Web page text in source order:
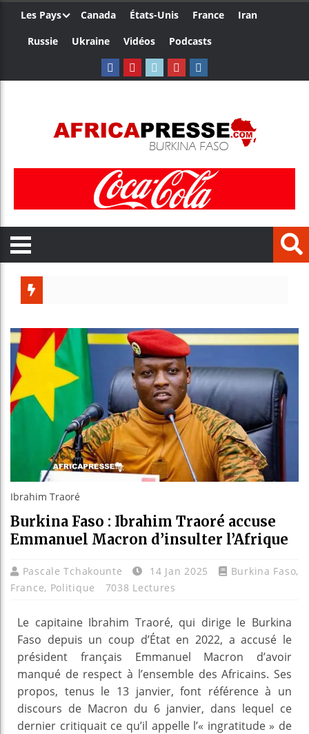
Les Pays Canada États-Unis France
Iran
Russie
Ukraine Vidéos Podcasts
Bénin :
Aliko
Ibrahim Traoré
Burkina Faso : Ibrahim Traoré accuse
Emmanuel Macron d’insulter l’Afrique
Pascale Tchakounte 14 Jan 2025 Burkina Faso,
France, Politique 7038 Lectures
Le capitaine Ibrahim Traoré, qui dirige le Burkina
Faso depuis un coup d’État en 2022, a accusé le
président français Emmanuel Macron d’avoir
manqué de respect à l’ensemble des Africains. Ses
propos, tenus le 13 janvier, font référence à un
discours de Macron du 6 janvier, dans lequel ce
dernier critiquait ce qu’il appelle l’« ingratitude » de